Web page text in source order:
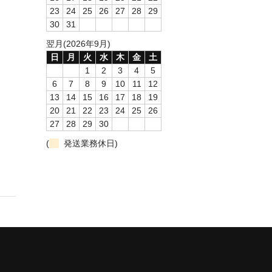
23
24 25 26 27 28
29
30
31
翌月(2026年9月)
日
月 火 水 木 金
土
1
2 3 4
5
6
7 8 9 10 11
12
13
14 15 16 17 18
19
20
21 22 23 24 25
26
27
28 29
30
(
発送業務休日)